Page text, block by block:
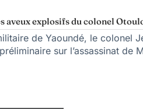
aveux explosifs du colonel
de Yaoundé, le colonel
sur l’assassinat de